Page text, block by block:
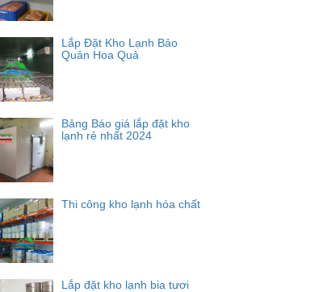
Lắp Đặt Kho Lạnh Bảo
Quản Hoa Quả
Bảng Báo giá lắp đặt kho
lạnh rẻ nhất 2024
Thi công kho lạnh hóa chất
Lắp đặt kho lạnh bia tươi